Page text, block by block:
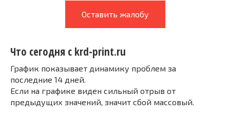
Оставить жалобу
Что сегодня с krd-print.ru
График показывает динамику проблем за
последние 14 дней.
Если на графике виден сильный отрыв от
предыдущих значений, значит сбой массовый.